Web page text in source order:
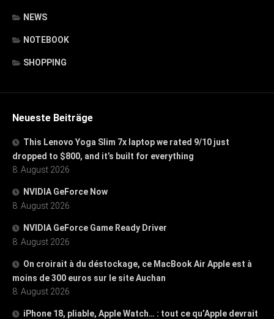
NEWS
NOTEBOOK
SHOPPING
Neueste Beiträge
This Lenovo Yoga Slim 7x laptop we rated 9/10 just
dropped to $800, and it’s built for everything
8. August 2026
NVIDIA GeForce Now
8. August 2026
NVIDIA GeForce Game Ready Driver
8. August 2026
On croirait à du déstockage, ce MacBook Air Apple est à
moins de 300 euros sur le site Auchan
8. August 2026
iPhone 18, pliable, Apple Watch… : tout ce qu’Apple devrait